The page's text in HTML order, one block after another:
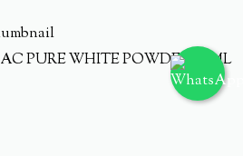
AC PURE WHITE POWDER 20 ML